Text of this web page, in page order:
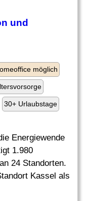
und
möglich
30+ Urlaubstage
Energiewende
1.980
24 Standorten.
Kassel als